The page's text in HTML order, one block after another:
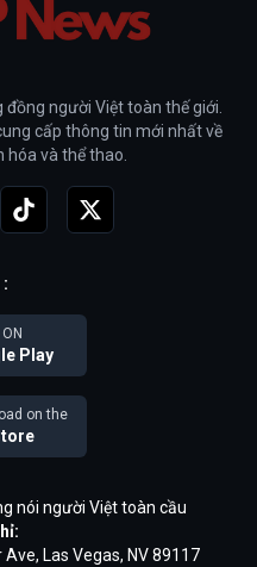
người Việt toàn thế giới.
cấp thông tin mới nhất về
hóa và thể thao.
Play
on the
nói người Việt toàn cầu
Las Vegas, NV 89117